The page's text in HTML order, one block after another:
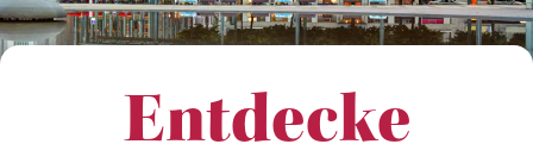
Entdecke